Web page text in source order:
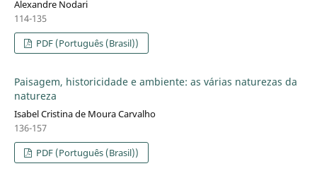
Alexandre Nodari
114-135
PDF (Português (Brasil))
Paisagem, historicidade e ambiente: as várias naturezas da
natureza
Isabel Cristina de Moura Carvalho
136-157
PDF (Português (Brasil))